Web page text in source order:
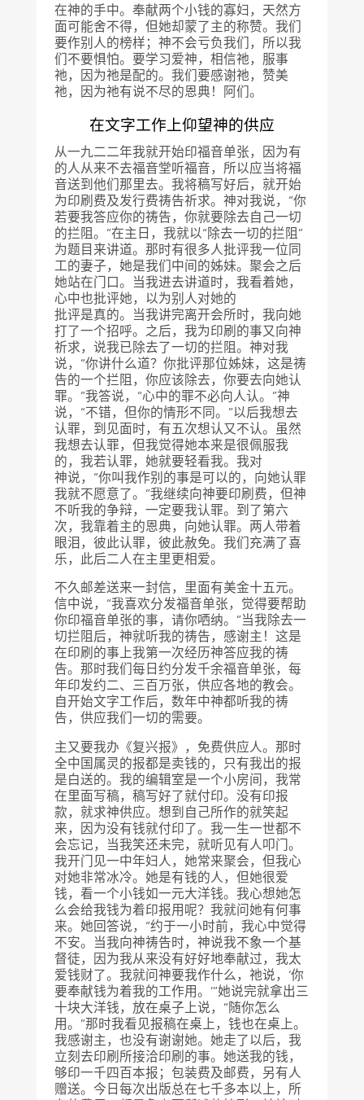
在神的手中。奉献两个小钱的寡妇，天然方
面可能舍不得，但她却蒙了主的称赞。我们
要作别人的榜样；神不会亏负我们，所以我
们不要惧怕。要学习爱神，相信祂，服事
祂，因为祂是配的。我们要感谢祂，赞美
祂，因为祂有说不尽的恩典！阿们。
在文字工作上仰望神的供应
从一九二二年我就开始印福音单张，因为有
的人从来不去福音堂听福音，所以应当将福
音送到他们那里去。我将稿写好后，就开始
为印刷费及发行费祷告祈求。神对我说，“你
若要我答应你的祷告，你就要除去自己一切
的拦阻。”在主日，我就以“除去一切的拦阻”
为题目来讲道。那时有很多人批评我一位同
工的妻子，她是我们中间的姊妹。聚会之后
她站在门口。当我进去讲道时，我看着她，
心中也批评她，以为别人对她的
批评是真的。当我讲完离开会所时，我向她
打了一个招呼。之后，我为印刷的事又向神
祈求，说我已除去了一切的拦阻。神对我
说，“你讲什么道？你批评那位姊妹，这是祷
告的一个拦阻，你应该除去，你要去向她认
罪。”我答说，“心中的罪不必向人认。”神
说，“不错，但你的情形不同。”以后我想去
认罪，到见面时，有五次想认又不认。虽然
我想去认罪，但我觉得她本来是很佩服我
的，我若认罪，她就要轻看我。我对
神说，“你叫我作别的事是可以的，向她认罪
我就不愿意了。”我继续向神要印刷费，但神
不听我的争辩，一定要我认罪。到了第六
次，我靠着主的恩典，向她认罪。两人带着
眼泪，彼此认罪，彼此赦免。我们充满了喜
乐，此后二人在主里更相爱。
不久邮差送来一封信，里面有美金十五元。
信中说，“我喜欢分发福音单张，觉得要帮助
你印福音单张的事，请你哂纳。”当我除去一
切拦阻后，神就听我的祷告，感谢主！这是
在印刷的事上我第一次经历神答应我的祷
告。那时我们每日约分发千余福音单张，每
年印发约二、三百万张，供应各地的教会。
自开始文字工作后，数年中神都听我的祷
告，供应我们一切的需要。
主又要我办《复兴报》，免费供应人。那时
全中国属灵的报都是卖钱的，只有我出的报
是白送的。我的编辑室是一个小房间，我常
在里面写稿，稿写好了就付印。没有印报
款，就求神供应。想到自己所作的就笑起
来，因为没有钱就付印了。我一生一世都不
会忘记，当我笑还未完，就听见有人叩门。
我开门见一中年妇人，她常来聚会，但我心
对她非常冰冷。她是有钱的人，但她很爱
钱，看一个小钱如一元大洋钱。我心想她怎
么会给我钱为着印报用呢？我就问她有何事
来。她回答说，“约于一小时前，我心中觉得
不安。当我向神祷告时，神说我不象一个基
督徒，因为我从来没有好好地奉献过，我太
爱钱财了。我就问神要我作什么，祂说，‘你
要奉献钱为着我的工作用。’”她说完就拿出三
十块大洋钱，放在桌子上说，“随你怎么
用。”那时我看见报稿在桌上，钱也在桌上。
我感谢主，也没有谢谢她。她走了以后，我
立刻去印刷所接洽印刷的事。她送我的钱，
够印一千四百本报；包装费及邮费，另有人
赠送。今日每次出版总在七千多本以上，所